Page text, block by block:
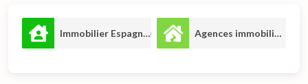
Immobilier Espagne Agences immobilières